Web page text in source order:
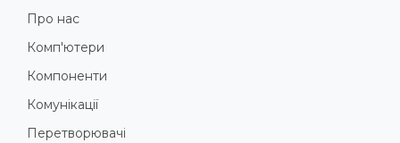
Про нас
Комп'ютери
Компоненти
Комунікації
Перетворювачі